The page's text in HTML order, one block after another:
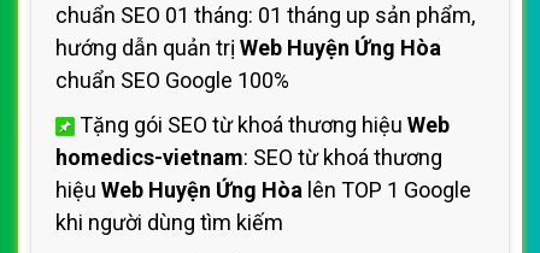
chuẩn SEO 01 tháng: 01 tháng up sản phẩm,
hướng dẫn quản trị Web Huyện Ứng Hòa
chuẩn SEO Google 100%
Tặng gói SEO từ khoá thương hiệu Web
homedics-vietnam: SEO từ khoá thương
hiệu Web Huyện Ứng Hòa lên TOP 1 Google
khi người dùng tìm kiếm